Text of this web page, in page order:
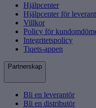
Hjälpcenter
Hjälpcenter för
Villkor
Policy för
Integritetspolicy
Tiqets-appen
Partnerskap
Bli en leverantör
Bli en distributör